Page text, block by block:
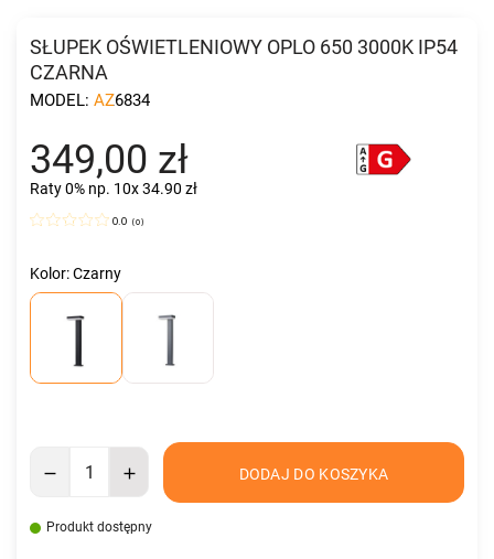
SŁUPEK OŚWIETLENIOWY OPLO 650 3000K IP54
CZARNA
MODEL: AZ6834
349,00 zł
Raty 0% np. 10x 34.90 zł
0.0 (0)
Kolor: Czarny
DODAJ DO KOSZYKA
Produkt dostępny